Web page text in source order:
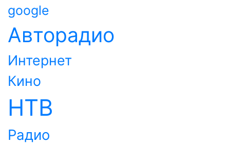
google
Авторадио
Интернет
Кино
НТВ
Радио